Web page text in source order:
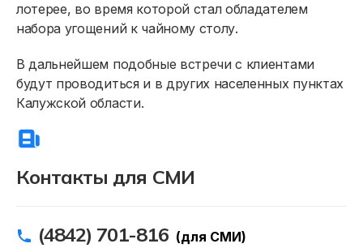
Контакты для СМИ
(4842) 701-816 (для СМИ)
лотерее, во время которой стал обладателем
набора угощений к чайному столу.
В дальнейшем подобные встречи с клиентами
будут проводиться и в других населенных пунктах
Калужской области.
Онлайн-сервисы